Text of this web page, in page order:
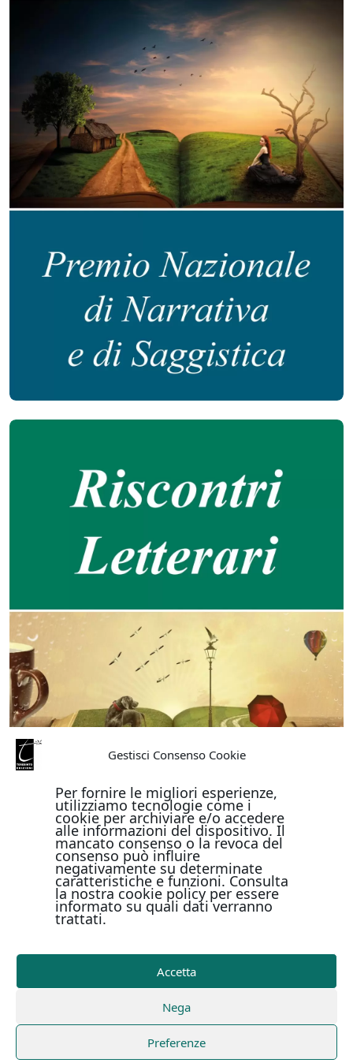
Gestisci Consenso Cookie
Per fornire le migliori esperienze,
utilizziamo tecnologie come i
cookie per archiviare e/o accedere
alle informazioni del dispositivo. Il
mancato consenso o la revoca del
consenso può influire
negativamente su determinate
caratteristiche e funzioni. Consulta
la nostra cookie policy per essere
informato su quali dati verranno
trattati.
Accetta
Nega
Preferenze